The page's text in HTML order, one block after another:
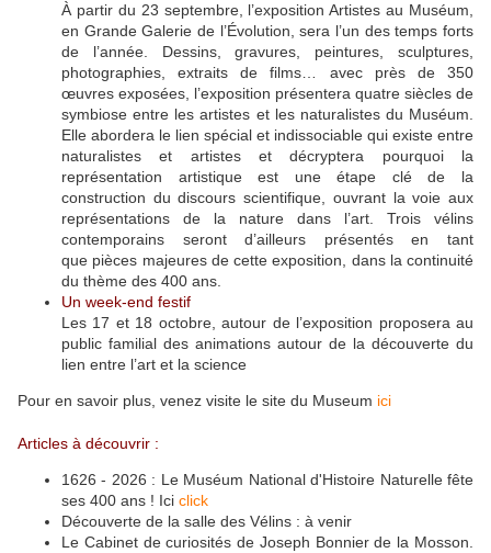
À partir du 23 septembre, l’exposition Artistes au Muséum,
en Grande Galerie de l’Évolution, sera l’un des temps forts
de l’année. Dessins, gravures, peintures, sculptures,
photographies, extraits de films… avec près de 350
œuvres exposées, l’exposition présentera quatre siècles de
symbiose entre les artistes et les naturalistes du Muséum.
Elle abordera le lien spécial et indissociable qui existe entre
naturalistes et artistes et décryptera pourquoi la
représentation artistique est une étape clé de la
construction du discours scientifique, ouvrant la voie aux
représentations de la nature dans l’art. Trois vélins
contemporains seront d’ailleurs présentés en tant
que pièces majeures de cette exposition, dans la continuité
du thème des 400 ans.
Un week-end festif
Les 17 et 18 octobre, autour de l’exposition proposera au
public familial des animations autour de la découverte du
lien entre l’art et la science
Pour en savoir plus, venez visite le site du Museum ici
Articles à découvrir :
1626 - 2026 : Le Muséum National d'Histoire Naturelle fête
ses 400 ans ! Ici click
Découverte de la salle des Vélins : à venir
Le Cabinet de curiosités de Joseph Bonnier de la Mosson.